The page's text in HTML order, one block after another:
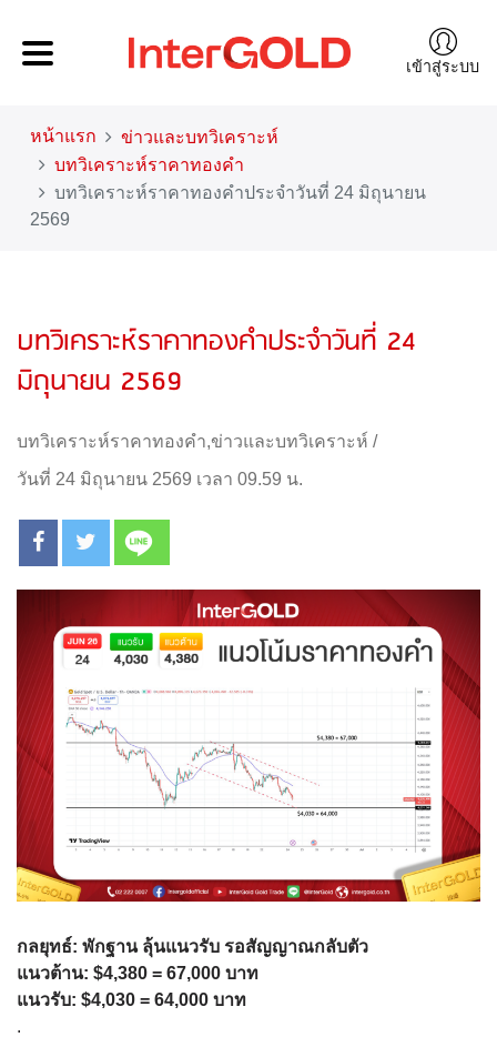
เข้าสู่ระบบ
หน้าแรก
ข่าวและบทวิเคราะห์
บทวิเคราะห์ราคาทองคำ
บทวิเคราะห์ราคาทองคำประจำวันที่ 24 มิถุนายน
2569
บทวิเคราะห์ราคาทองคำประจำวันที่ 24
มิถุนายน 2569
บทวิเคราะห์ราคาทองคำ,ข่าวและบทวิเคราะห์ /
วันที่ 24 มิถุนายน 2569 เวลา 09.59 น.
กลยุทธ์: พักฐาน ลุ้นแนวรับ รอสัญญาณกลับตัว
แนวต้าน: $4,380 = 67,000 บาท
แนวรับ: $4,030 = 64,000 บาท
.